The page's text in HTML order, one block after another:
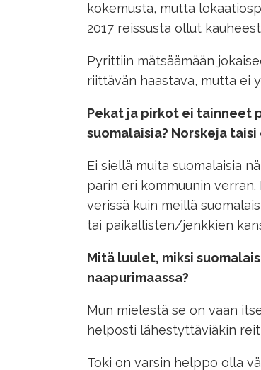
kokemusta, mutta
2017 reissusta ollut
Pyrittiin mätsäämään
riittävän haastava, mutta ei
Pekat ja pirkot ei tainneet
suomalaisia? Norskeja
Ei siellä muita suomalaisia
parin eri kommuunin
verissä kuin meillä
tai paikallisten/jenkkien
Mitä luulet, miksi
naapurimaassa?
Mun mielestä se on vaan
helposti lähestyttäviäkin
Toki on varsin helppo olla